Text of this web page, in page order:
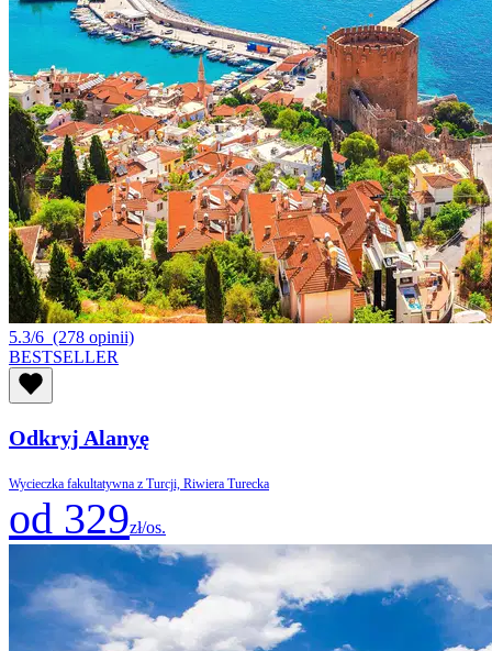
5.3/6 (278 opinii)
BESTSELLER
Odkryj Alanyę
Wycieczka fakultatywna z Turcji, Riwiera Turecka
od 329zł/os.